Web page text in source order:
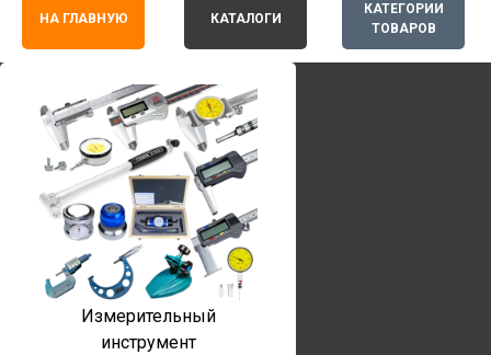
КАТЕГОРИИ
ТОВАРОВ
НА ГЛАВНУЮ КАТАЛОГИ
Измерительный
инструмент